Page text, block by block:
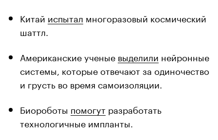
Китай испытал многоразовый космический
шаттл.
Американские ученые выделили нейронные
системы, которые отвечают за одиночество
и грусть во время самоизоляции.
Биороботы помогут разработать
технологичные импланты.